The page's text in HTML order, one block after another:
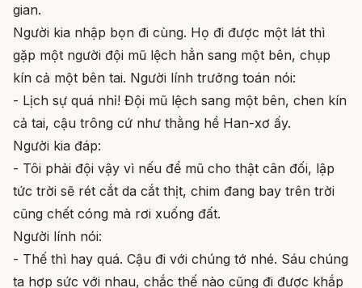
gian.
Người kia nhập bọn đi cùng. Họ đi được một lát thì
gặp một người đội mũ lệch hẳn sang một bên, chụp
kín cả một bên tai. Người lính trưởng toán nói:
- Lịch sự quá nhỉ! Đội mũ lệch sang một bên, chen kín
cả tai, cậu trông cứ như thằng hề Han-xơ ấy.
Người kia đáp:
- Tôi phải đội vậy vì nếu để mũ cho thật cân đối, lập
tức trời sẽ rét cắt da cắt thịt, chim đang bay trên trời
cũng chết cóng mà rơi xuống đất.
Người lính nói:
- Thế thì hay quá. Cậu đi với chúng tớ nhé. Sáu chúng
ta hợp sức với nhau, chắc thế nào cũng đi được khắp